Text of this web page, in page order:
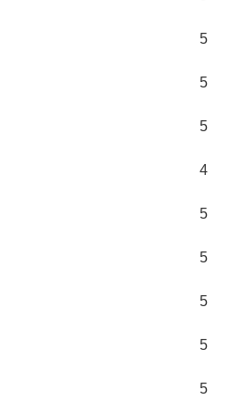
5
5
5
4
5
5
5
5
5